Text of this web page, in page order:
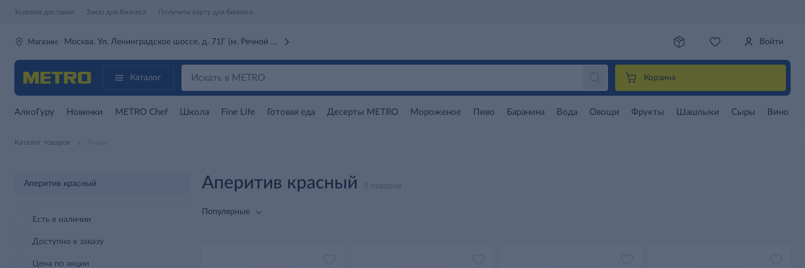
Условия доставки Заказ для бизнеса Получить карту для бизнеса
Магазин: Москва, Ул. Ленинградское шоссе, д. 71Г (м. Речной вокзал) Войти
Каталог Корзина
АлкоГуру Новинки METRO Chef Школа Fine Life Готовая еда Десерты METRO Мороженое Пиво Баранина Вода Овощи Фрукты Шашлыки Сыры Вино
Каталог товаров
Аперитив красный
Есть в наличии
Доступно к заказу
Цена по акции
Аперитив красный 5 товаров
Популярные